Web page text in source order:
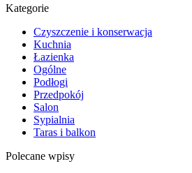
Kategorie
Czyszczenie i konserwacja
Kuchnia
Łazienka
Ogólne
Podłogi
Przedpokój
Salon
Sypialnia
Taras i balkon
Polecane wpisy